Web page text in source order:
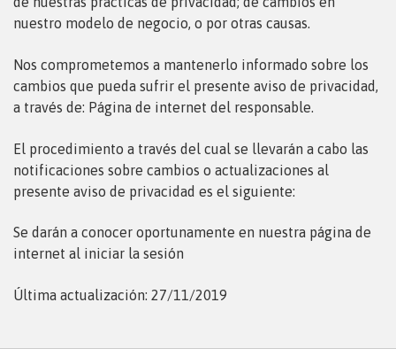
nuestro modelo de negocio, o por otras causas.
Nos comprometemos a mantenerlo informado sobre los
cambios que pueda sufrir el presente aviso de privacidad,
a través de: Página de internet del responsable.
El procedimiento a través del cual se llevarán a cabo las
notificaciones sobre cambios o actualizaciones al
presente aviso de privacidad es el siguiente:
Se darán a conocer oportunamente en nuestra página de
internet al iniciar la sesión
Última actualización: 27/11/2019